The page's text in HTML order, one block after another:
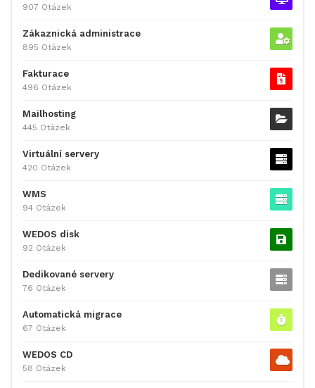
907 Otázek
Zákaznická administrace
895 Otázek
Fakturace
496 Otázek
Mailhosting
445 Otázek
Virtuální servery
420 Otázek
WMS
94 Otázek
WEDOS disk
92 Otázek
Dedikované servery
76 Otázek
Automatická migrace
67 Otázek
WEDOS CD
58 Otázek